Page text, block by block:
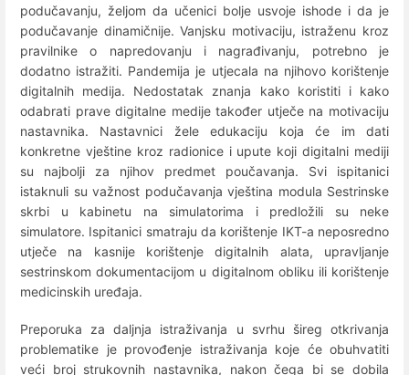
podučavanju, željom da učenici bolje usvoje ishode i da je
podučavanje dinamičnije. Vanjsku motivaciju, istraženu kroz
pravilnike o napredovanju i nagrađivanju, potrebno je
dodatno istražiti. Pandemija je utjecala na njihovo korištenje
digitalnih medija. Nedostatak znanja kako koristiti i kako
odabrati prave digitalne medije također utječe na motivaciju
nastavnika. Nastavnici žele edukaciju koja će im dati
konkretne vještine kroz radionice i upute koji digitalni mediji
su najbolji za njihov predmet poučavanja. Svi ispitanici
istaknuli su važnost podučavanja vještina modula Sestrinske
skrbi u kabinetu na simulatorima i predložili su neke
simulatore. Ispitanici smatraju da korištenje IKT-a neposredno
utječe na kasnije korištenje digitalnih alata, upravljanje
sestrinskom dokumentacijom u digitalnom obliku ili korištenje
medicinskih uređaja.
Preporuka za daljnja istraživanja u svrhu šireg otkrivanja
problematike je provođenje istraživanja koje će obuhvatiti
veći broj strukovnih nastavnika, nakon čega bi se dobila